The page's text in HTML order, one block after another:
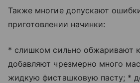
Также многие допускают
приготовлении начинки:
* слишком сильно обжаривают
добавляют чрезмерно много
жидкую фисташковую пасту; *